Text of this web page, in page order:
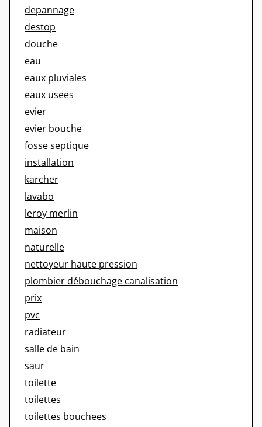
depannage
destop
douche
eau
eaux pluviales
eaux usees
evier
evier bouche
fosse septique
installation
karcher
lavabo
leroy merlin
maison
naturelle
nettoyeur haute pression
plombier débouchage canalisation
prix
pvc
radiateur
salle de bain
saur
toilette
toilettes
toilettes bouchees